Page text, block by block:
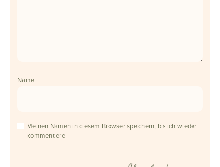
Name
Meinen Namen in diesem Browser speichern, bis ich wieder
kommentiere